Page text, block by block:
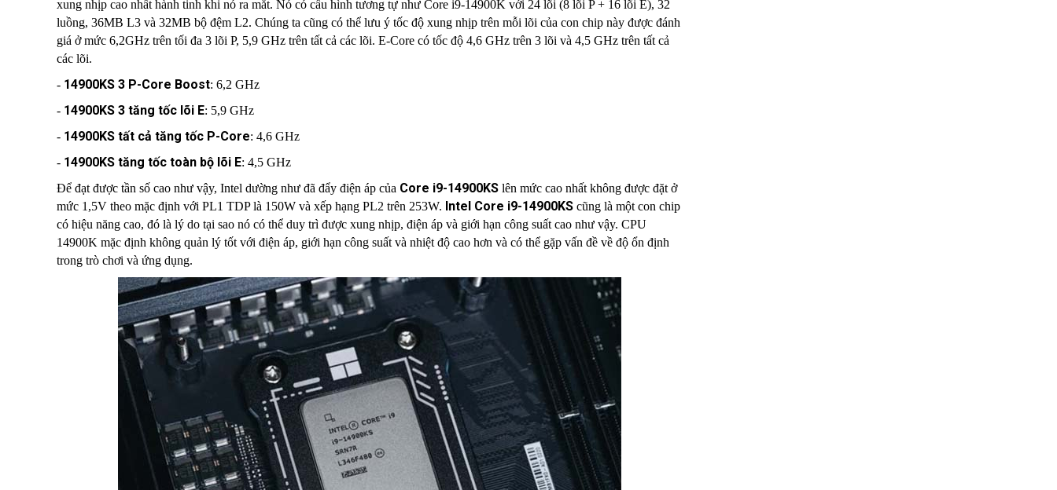
xung nhịp cao nhất hành tinh khi nó ra mắt. Nó có cấu hình tương tự như Core i9-14900K với 24 lõi (8 lõi P + 16 lõi E), 32
luồng, 36MB L3 và 32MB bộ đệm L2. Chúng ta cũng có thể lưu ý tốc độ xung nhịp trên mỗi lõi của con chip này được đánh
giá ở mức 6,2GHz trên tối đa 3 lõi P, 5,9 GHz trên tất cả các lõi. E-Core có tốc độ 4,6 GHz trên 3 lõi và 4,5 GHz trên tất cả
các lõi.
- 14900KS 3 P-Core Boost: 6,2 GHz
- 14900KS 3 tăng tốc lõi E: 5,9 GHz
- 14900KS tất cả tăng tốc P-Core: 4,6 GHz
- 14900KS tăng tốc toàn bộ lõi E: 4,5 GHz
Để đạt được tần số cao như vậy, Intel dường như đã đẩy điện áp của Core i9-14900KS lên mức cao nhất không được đặt ở
mức 1,5V theo mặc định với PL1 TDP là 150W và xếp hạng PL2 trên 253W. Intel Core i9-14900KS cũng là một con chip
có hiệu năng cao, đó là lý do tại sao nó có thể duy trì được xung nhịp, điện áp và giới hạn công suất cao như vậy. CPU
14900K mặc định không quản lý tốt với điện áp, giới hạn công suất và nhiệt độ cao hơn và có thể gặp vấn đề về độ ổn định
trong trò chơi và ứng dụng.